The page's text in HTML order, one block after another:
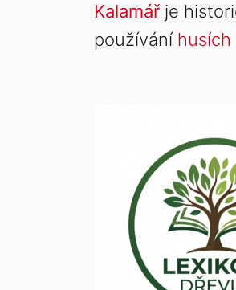
Kalamář je
používání